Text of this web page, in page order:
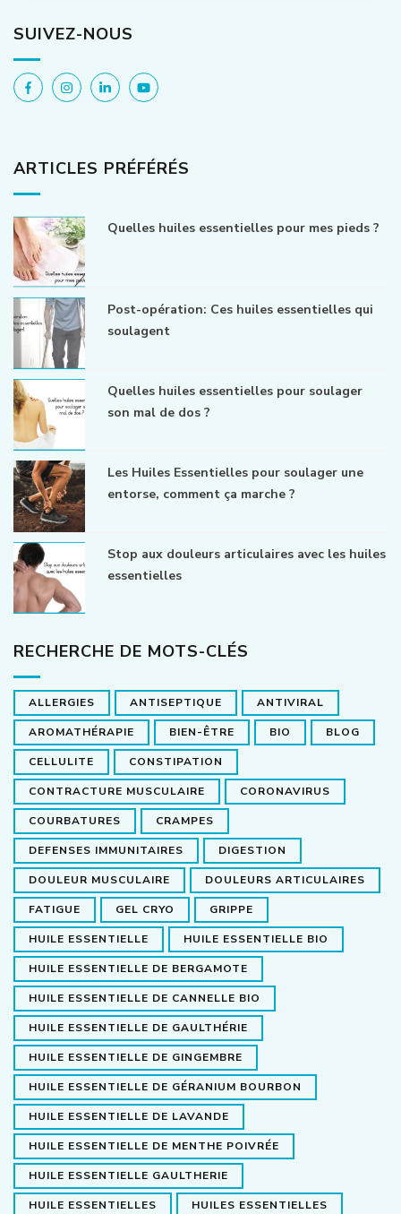
SUIVEZ-NOUS
ARTICLES PRÉFÉRÉS
Quelles huiles essentielles pour mes pieds ?
Post-opération: Ces huiles essentielles qui
soulagent
Quelles huiles essentielles pour soulager
son mal de dos ?
Les Huiles Essentielles pour soulager une
entorse, comment ça marche ?
Stop aux douleurs articulaires avec les huiles
essentielles
RECHERCHE DE MOTS-CLÉS
ALLERGIES ANTISEPTIQUE ANTIVIRAL
AROMATHÉRAPIE BIEN-ÊTRE BIO BLOG
CELLULITE CONSTIPATION
CONTRACTURE MUSCULAIRE CORONAVIRUS
COURBATURES CRAMPES
DEFENSES IMMUNITAIRES DIGESTION
DOULEUR MUSCULAIRE DOULEURS ARTICULAIRES
FATIGUE GEL CRYO GRIPPE
HUILE ESSENTIELLE HUILE ESSENTIELLE BIO
HUILE ESSENTIELLE DE BERGAMOTE
HUILE ESSENTIELLE DE CANNELLE BIO
HUILE ESSENTIELLE DE GAULTHÉRIE
HUILE ESSENTIELLE DE GINGEMBRE
HUILE ESSENTIELLE DE GÉRANIUM BOURBON
HUILE ESSENTIELLE DE LAVANDE
HUILE ESSENTIELLE DE MENTHE POIVRÉE
HUILE ESSENTIELLE GAULTHERIE
HUILE ESSENTIELLES HUILES ESSENTIELLES